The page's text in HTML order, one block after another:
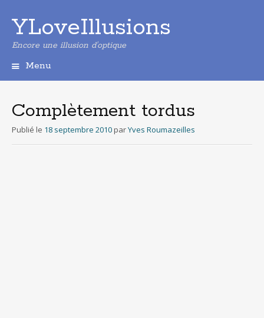
YLoveIllusions
Encore une illusion d'optique
Menu
principal
Complètement tordus
Publié le 18 septembre 2010 parYves Roumazeilles